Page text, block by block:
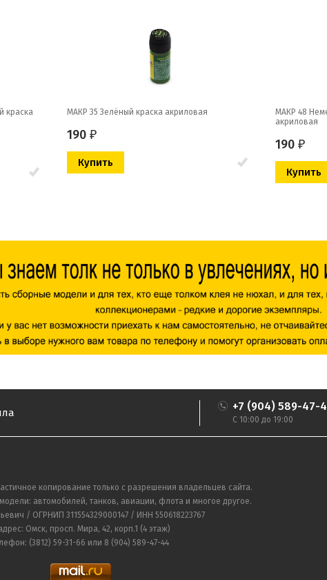
краска
МАКР 35 Зелёный краска акриловая
190 ₽
МАКР 48
акриловая
190 ₽
+7 (904) 589-47-
С 10:00 до 19:00
копирование только с разрешения владельцев сайта.
автомобилей, танков, авиации, флота и многое другое.
/ ОГРНИП 311554329000147 / ИНН 550618223767
Омск, просп. Мира, 42, корп.1 (4 этаж)
(3812) 59-31-66 или 8 (904) 589-47-44